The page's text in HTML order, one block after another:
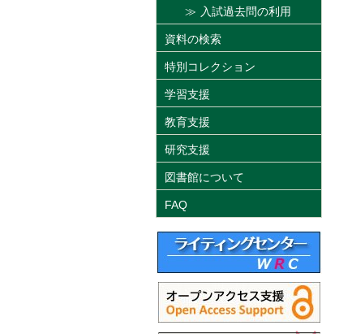
入試過去問の利用
資料の検索
特別コレクション
学習支援
教育支援
研究支援
図書館について
FAQ